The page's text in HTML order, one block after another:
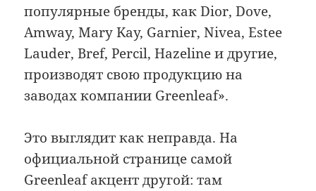
популярные бренды, как Dior, Dove,
Amway, Mary Kay, Garnier, Nivea, Estee
Lauder, Bref, Percil, Hazeline и другие,
производят свою продукцию на
заводах компании Greenleaf».
Это выглядит как неправда. На
официальной странице самой
Greenleaf акцент другой: там